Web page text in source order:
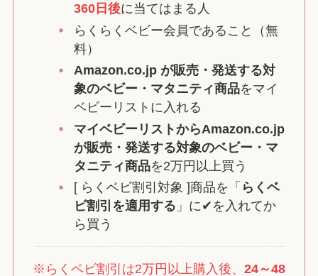
360日後に当てはまる人
らくらくベビー会員であること（無
料）
Amazon.co.jp が販売・発送する対
象のベビー・マタニティ商品をマイ
ベビーリストに入れる
マイベビーリストからAmazon.co.jp
が販売・発送する対象のベビー・マ
タニティ商品を2万円以上買う
[ らくベビ割引対象 ]商品を「 らくベ
ビ割引を適用する 」に✔を入れてか
ら買う
※らくベビ割引は2万円以上購入後、 24～48